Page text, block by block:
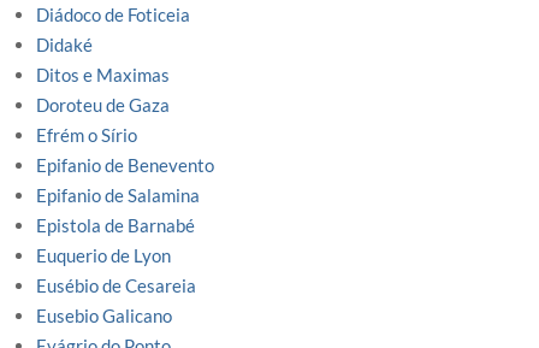
Diádoco de Foticeia
Didaké
Ditos e Maximas
Doroteu de Gaza
Efrém o Sírio
Epifanio de Benevento
Epifanio de Salamina
Epistola de Barnabé
Euquerio de Lyon
Eusébio de Cesareia
Eusebio Galicano